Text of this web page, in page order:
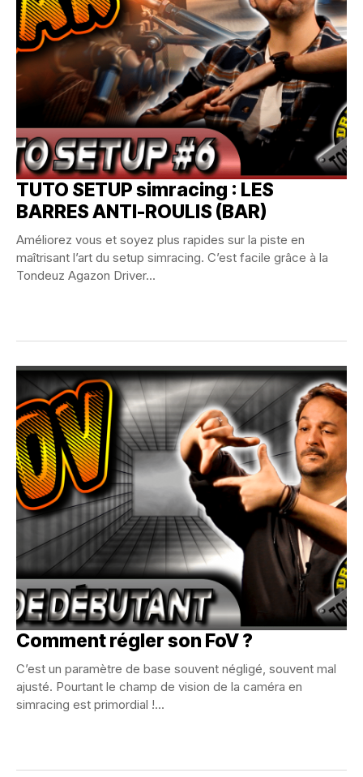
TUTO SETUP simracing : LES
BARRES ANTI-ROULIS (BAR)
Améliorez vous et soyez plus rapides sur la piste en
maîtrisant l’art du setup simracing. C’est facile grâce à la
Tondeuz Agazon Driver...
Comment régler son FoV ?
C’est un paramètre de base souvent négligé, souvent mal
ajusté. Pourtant le champ de vision de la caméra en
simracing est primordial !...